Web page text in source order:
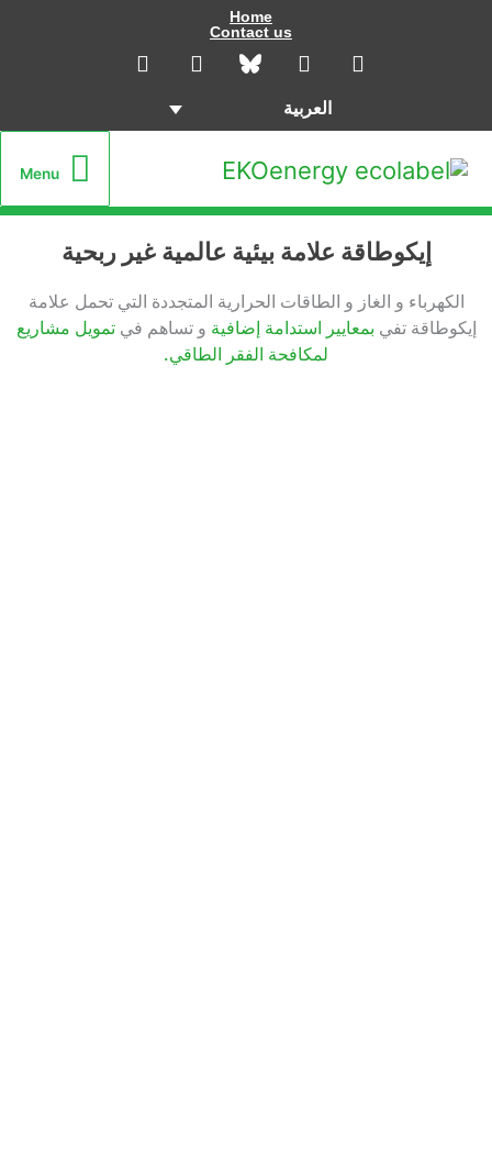
Menu
Menu
ربحية
تحمل علامة
تمويل مشاريع